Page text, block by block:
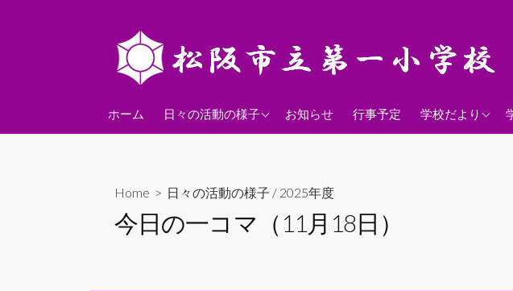
ス
ホーム 日々の活動の様子
2026年度
お知らせ 行事予定 学校だより
2026年度
Home > 日々の活動の様子 / 2025年度
今日の一コマ（11月18日）